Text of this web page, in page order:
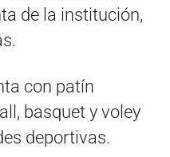
de la institución,
con patín
basquet y voley
deportivas.